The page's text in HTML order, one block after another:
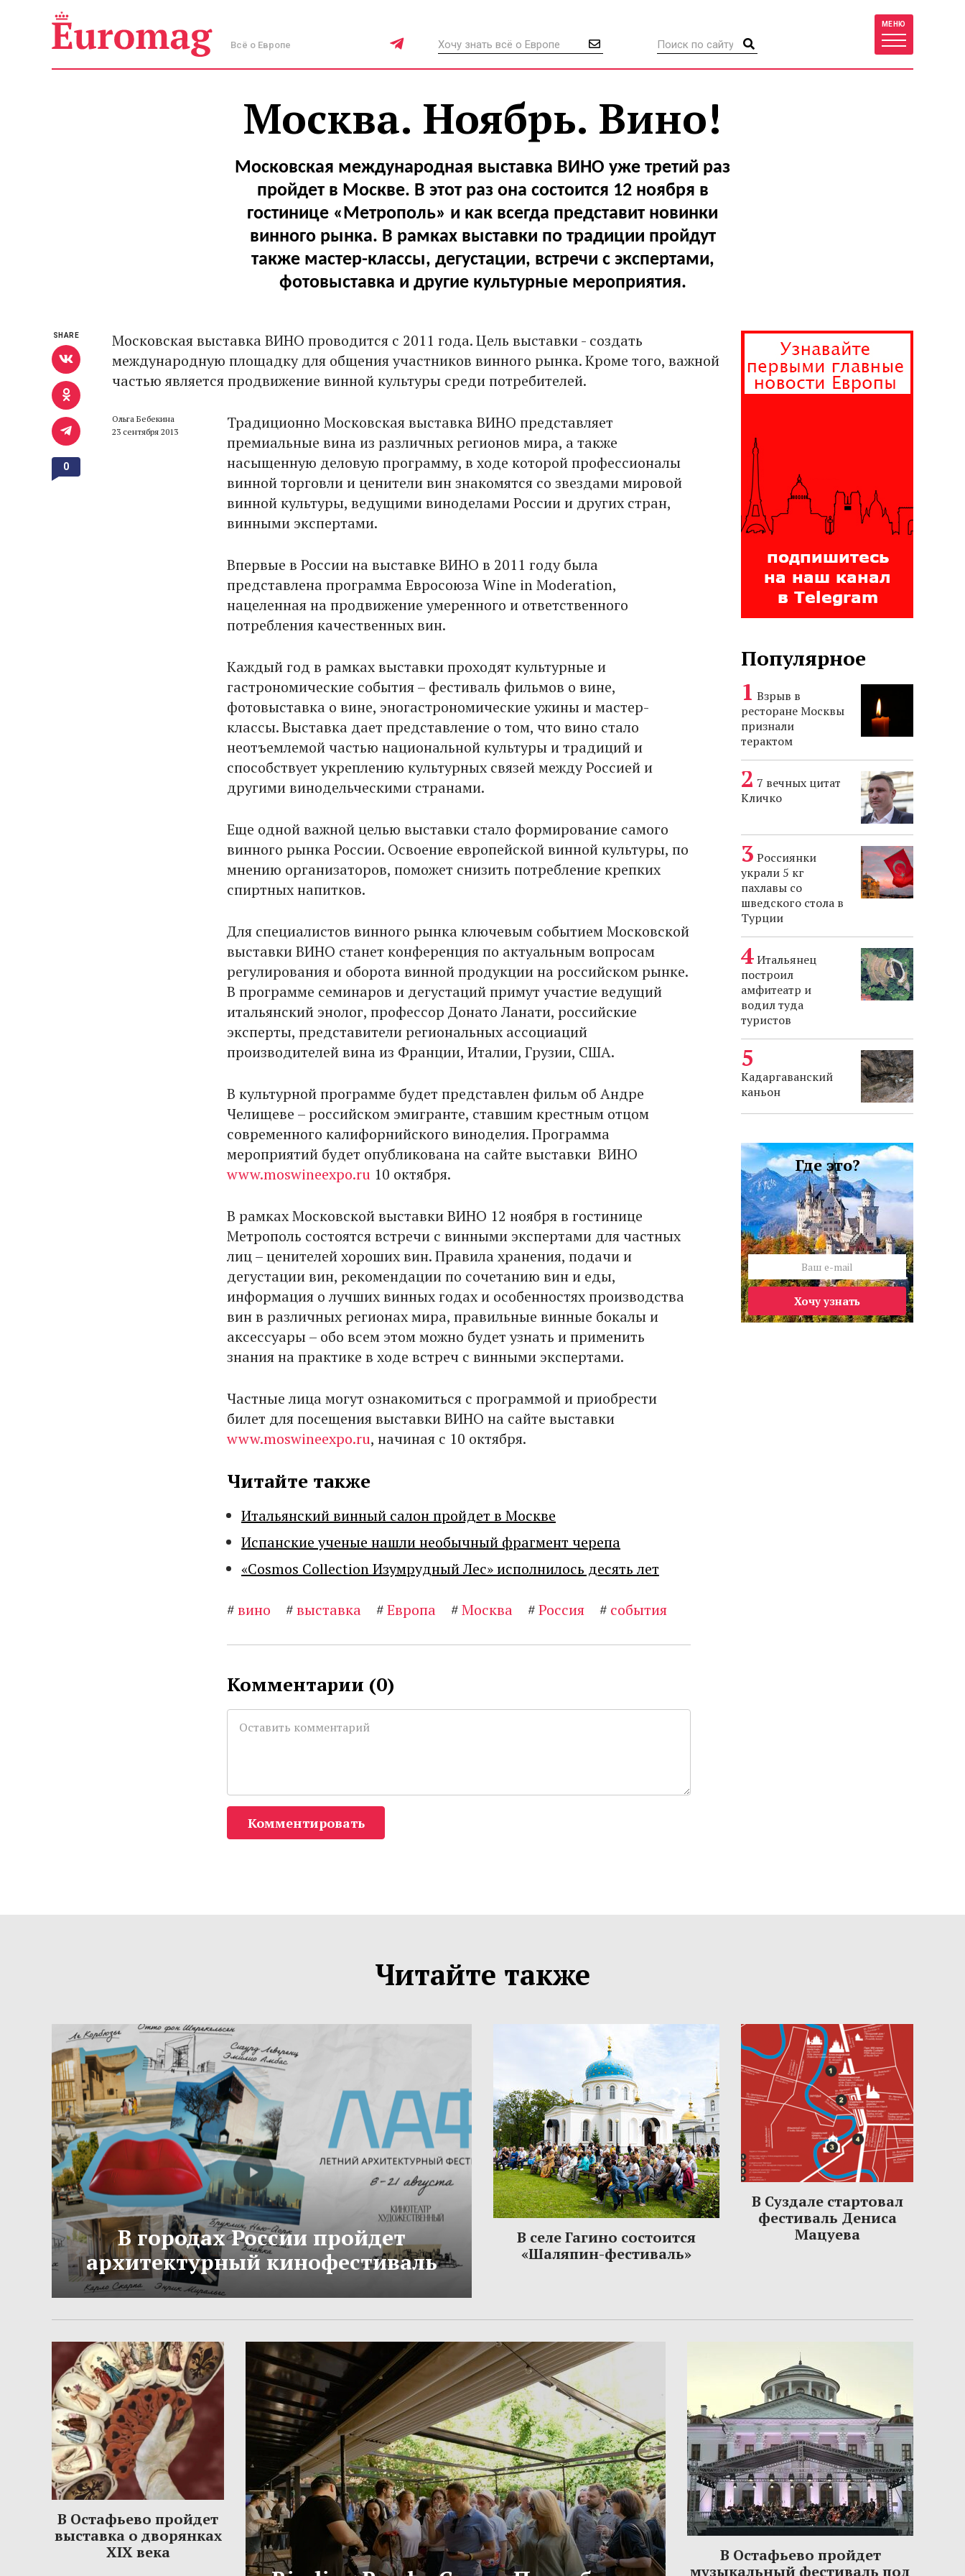
Всё о Европе
МЕНЮ
Москва. Ноябрь. Вино!
Московская международная выставка ВИНО уже третий раз
пройдет в Москве. В этот раз она состоится 12 ноября в
гостинице «Метрополь» и как всегда представит новинки
винного рынка. В рамках выставки по традиции пройдут
также мастер-классы, дегустации, встречи с экспертами,
фотовыставка и другие культурные мероприятия.
Московская выставка ВИНО проводится с 2011 года. Цель выставки - создать
международную площадку для общения участников винного рынка. Кроме того, важной
частью является продвижение винной культуры среди потребителей.
Ольга Бебекина
23 сентября 2013
Традиционно Московская выставка ВИНО представляет
премиальные вина из различных регионов мира, а также
насыщенную деловую программу, в ходе которой профессионалы
винной торговли и ценители вин знакомятся со звездами мировой
винной культуры, ведущими виноделами России и других стран,
винными экспертами.
Впервые в России на выставке ВИНО в 2011 году была
представлена программа Евросоюза Wine in Moderation,
нацеленная на продвижение умеренного и ответственного
потребления качественных вин.
Каждый год в рамках выставки проходят культурные и
гастрономические события – фестиваль фильмов о вине,
фотовыставка о вине, эногастрономические ужины и мастер-
классы. Выставка дает представление о том, что вино стало
неотъемлемой частью национальной культуры и традиций и
способствует укреплению культурных связей между Россией и
другими винодельческими странами.
Еще одной важной целью выставки стало формирование самого
винного рынка России. Освоение европейской винной культуры, по
мнению организаторов, поможет снизить потребление крепких
спиртных напитков.
Для специалистов винного рынка ключевым событием Московской
выставки ВИНО станет конференция по актуальным вопросам
регулирования и оборота винной продукции на российском рынке.
В программе семинаров и дегустаций примут участие ведущий
итальянский энолог, профессор Донато Ланати, российские
эксперты, представители региональных ассоциаций
производителей вина из Франции, Италии, Грузии, США.
В культурной программе будет представлен фильм об Андре
Челищеве – российском эмигранте, ставшим крестным отцом
современного калифорнийского виноделия. Программа
мероприятий будет опубликована на сайте выставки ВИНО
www.moswineexpo.ru 10 октября.
В рамках Московской выставки ВИНО 12 ноября в гостинице
Метрополь состоятся встречи с винными экспертами для частных
лиц – ценителей хороших вин. Правила хранения, подачи и
дегустации вин, рекомендации по сочетанию вин и еды,
информация о лучших винных годах и особенностях производства
вин в различных регионах мира, правильные винные бокалы и
аксессуары – обо всем этом можно будет узнать и применить
знания на практике в ходе встреч с винными экспертами.
Частные лица могут ознакомиться с программой и приобрести
билет для посещения выставки ВИНО на сайте выставки
www.moswineexpo.ru, начиная c 10 октября.
Читайте также
Итальянский винный салон пройдет в Москве
Испанские ученые нашли необычный фрагмент черепа
«Cosmos Collection Изумрудный Лес» исполнилось десять лет
#вино #выставка #Европа #Москва #Россия # события
SHARE
0
Комментарии (0)
Комментировать
Популярное
Взрыв в
ресторане Москвы
признали
терактом
7 вечных цитат
Кличко
Россиянки
украли 5 кг
пахлавы со
шведского стола в
Турции
Итальянец
построил
амфитеатр и
водил туда
туристов
Кадаргаванский
каньон
Где это?
Хочу узнать
Читайте также
В городах России пройдет
архитектурный кинофестиваль
В селе Гагино состоится
«Шаляпин-фестиваль»
В Суздале стартовал
фестиваль Дениса
Мацуева
В Остафьево пройдет
выставка о дворянках
XIX века
В Остафьево пройдет
музыкальный фестиваль под